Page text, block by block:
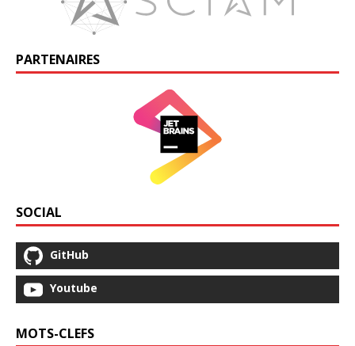
PARTENAIRES
SOCIAL
GitHub
Youtube
MOTS-CLEFS